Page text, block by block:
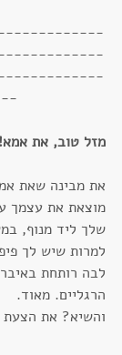
מזל טוב, את אמא!
את מבינה שאת
מוצאת את עצמך
למרות שיש לך
לבה רותחת
הרגליים. מאוד.
והשיא? את הצעת